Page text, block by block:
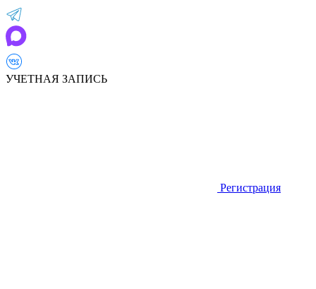
УЧЕТНАЯ ЗАПИСЬ
Регистрация